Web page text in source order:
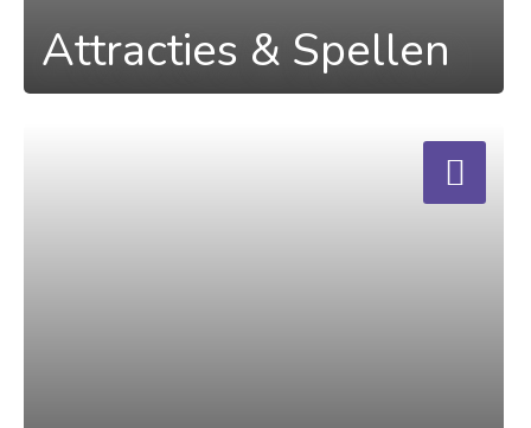
Attracties & Spellen